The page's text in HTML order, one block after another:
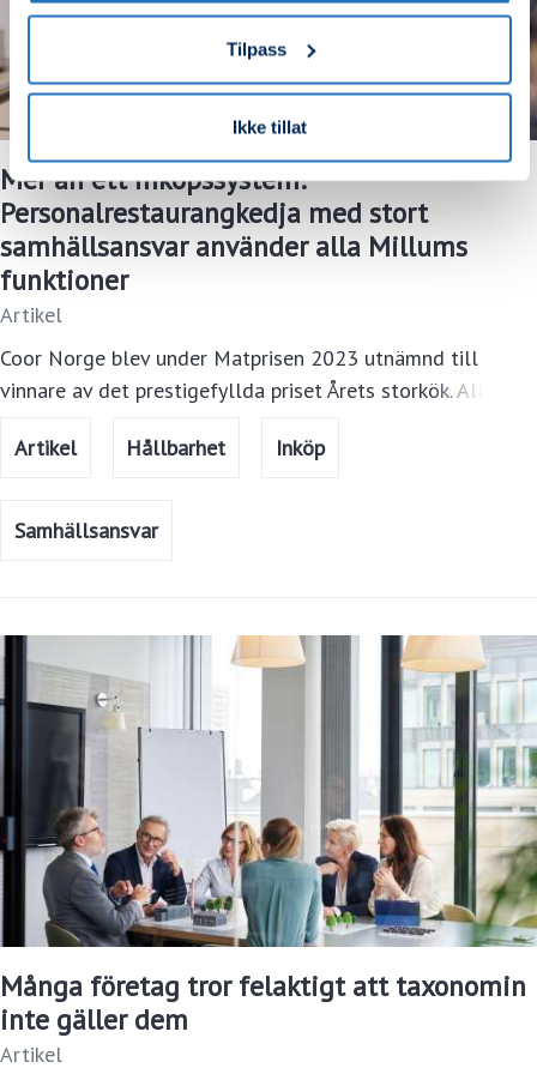
Tilpass
Ikke tillat
Mer än ett inköpssystem:
Personalrestaurangkedja med stort
samhällsansvar använder alla Millums
funktioner
Artikel
Coor Norge blev under Matprisen 2023 utnämnd till
vinnare av det prestigefyllda priset Årets storkök. Alla
inköpssystem, komplett med alla tillgängliga funktioner
hjälpmedel för personalrestaurangerna i deras strävan
Artikel Hållbarhet Inköp
Samhällsansvar
Många företag tror felaktigt att taxonomin
inte gäller dem
Artikel